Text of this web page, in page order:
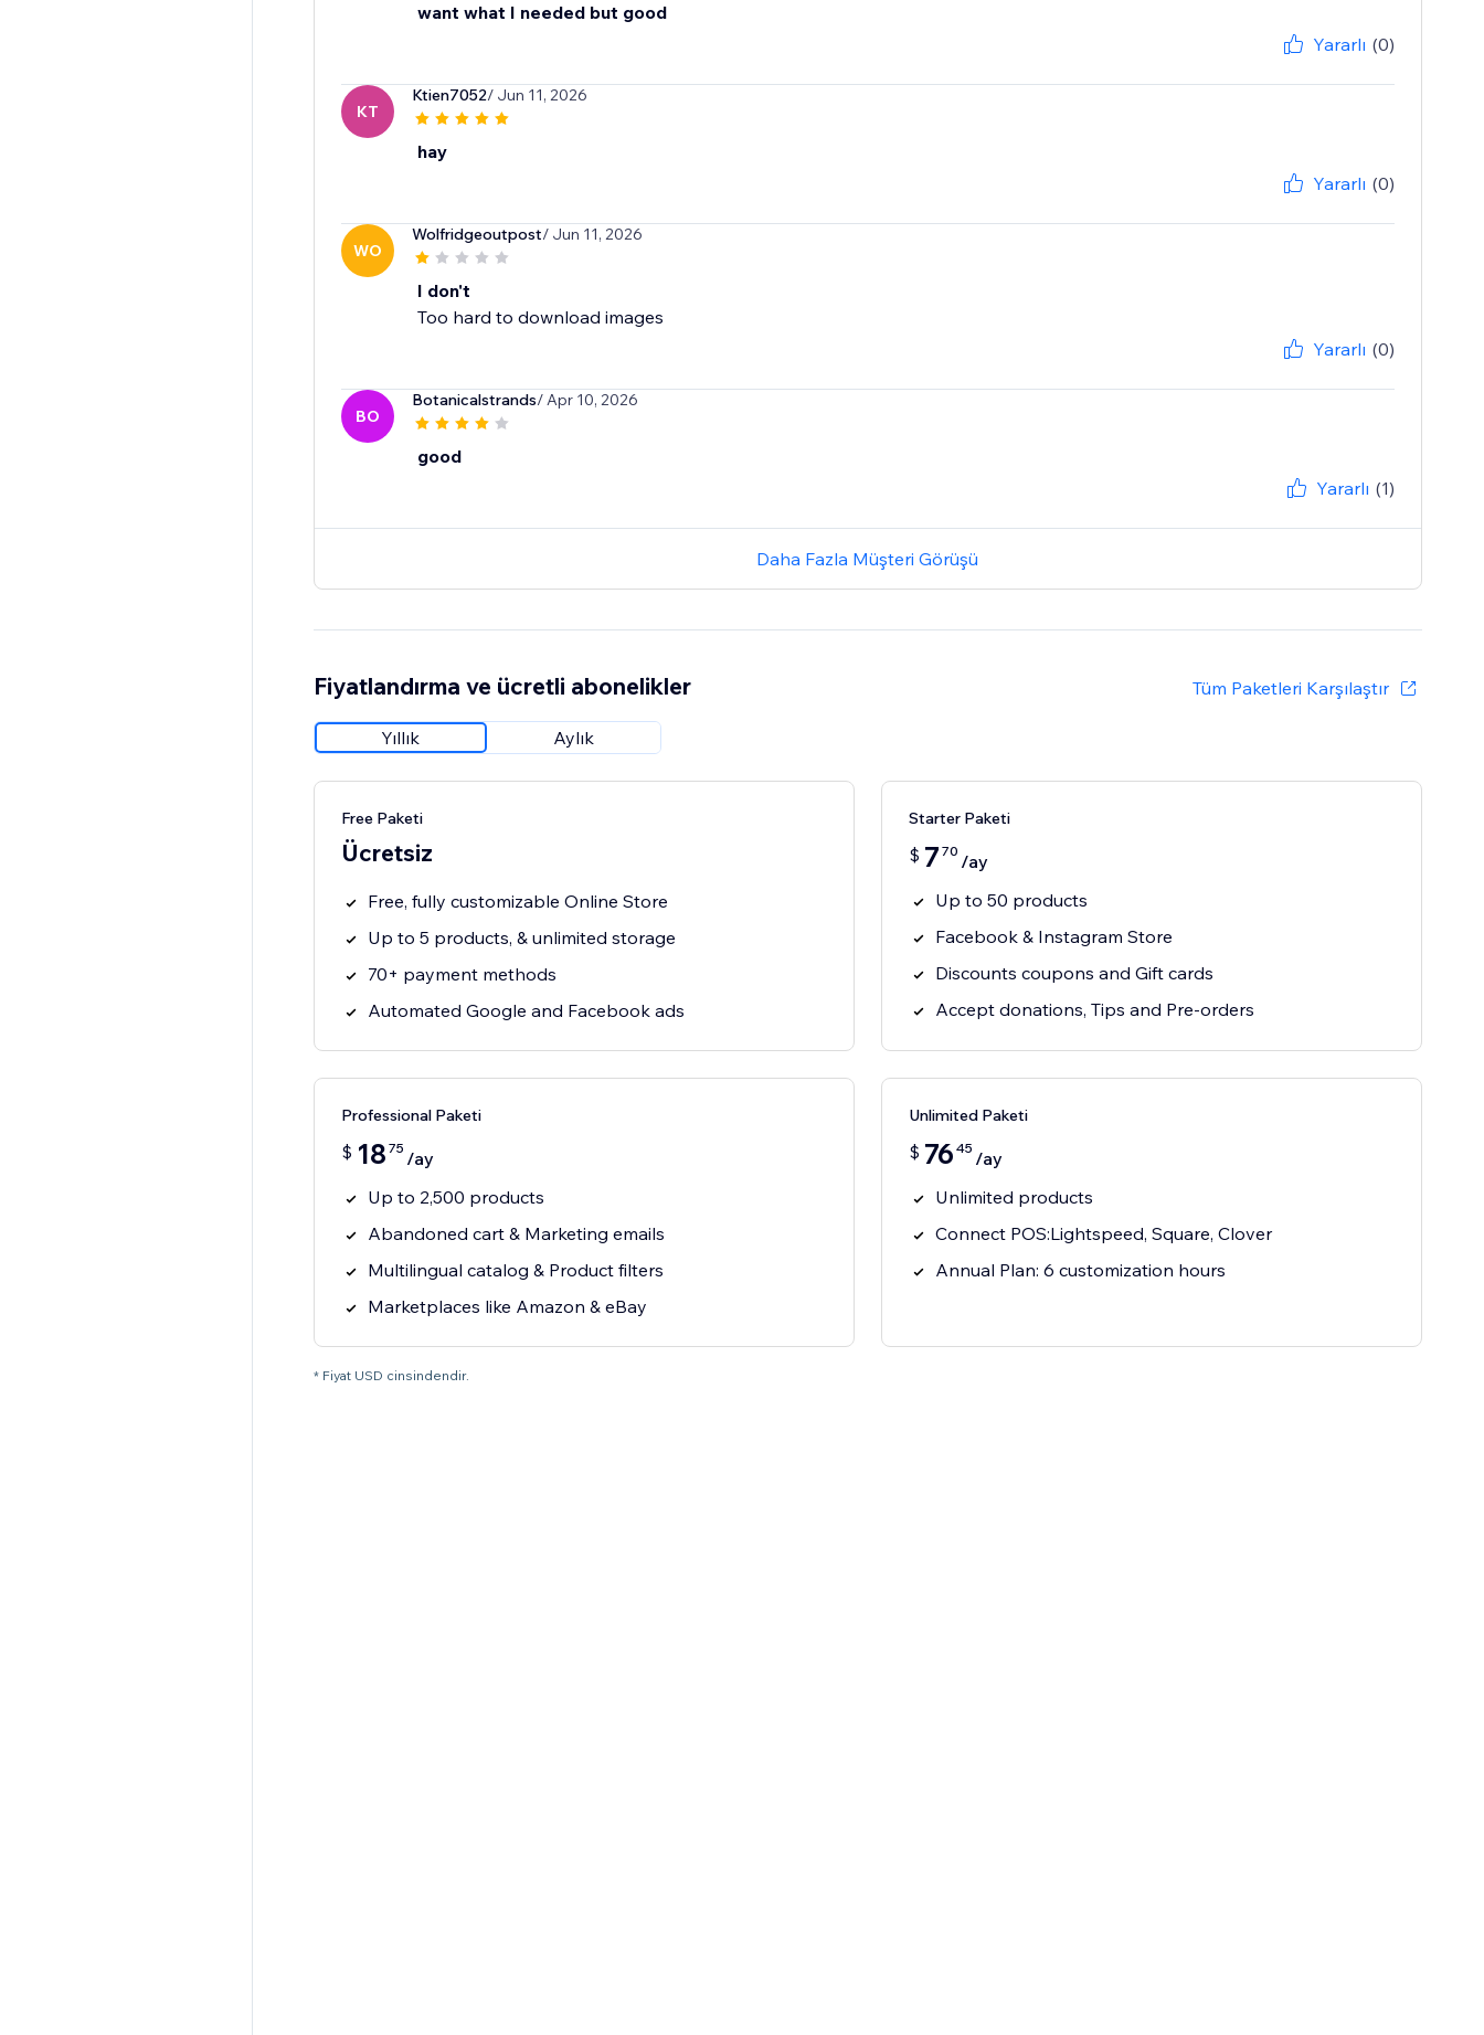
want what I needed but good
Yararlı (0)
KT
Ktien7052/ Jun 11, 2026
hay
Yararlı (0)
WO
Wolfridgeoutpost/ Jun 11, 2026
I don't
Too hard to download images
Yararlı (0)
BO
Botanicalstrands/ Apr 10, 2026
good
Yararlı (1)
Daha Fazla Müşteri Görüşü
Fiyatlandırma ve ücretli abonelikler Tüm Paketleri Karşılaştır
Yıllık Aylık
Free Paketi
Ücretsiz
Free, fully customizable Online Store
Up to 5 products, & unlimited storage
70+ payment methods
Automated Google and Facebook ads
Starter Paketi
$ 7 70 /ay
Up to 50 products
Facebook & Instagram Store
Discounts coupons and Gift cards
Accept donations, Tips and Pre-orders
Professional Paketi
$ 18 75 /ay
Up to 2,500 products
Abandoned cart & Marketing emails
Multilingual catalog & Product filters
Marketplaces like Amazon & eBay
Unlimited Paketi
$ 76 45 /ay
Unlimited products
Connect POS:Lightspeed, Square, Clover
Annual Plan: 6 customization hours
* Fiyat USD cinsindendir.